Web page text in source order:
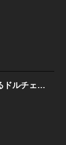
パティシエ彼氏と恋するドルチェ［ｃｏｍｉｃ ｔｉｎｔ］ 分冊版